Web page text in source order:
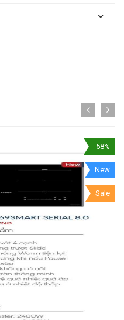
-58%
New
Sale